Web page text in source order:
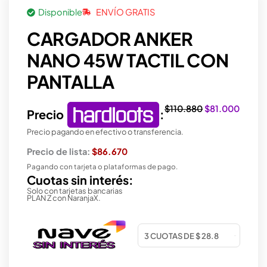
Disponible ENVÍO GRATIS
CARGADOR ANKER
NANO 45W TACTIL CON
PANTALLA
Precio :$110.880El
$81.000El
Precio pagando en efectivo o transferencia.
Precio de lista: $86.670
Pagando con tarjeta o plataformas de pago.
Cuotas sin interés:
Solo con tarjetas bancarias
PLAN Z con NaranjaX.